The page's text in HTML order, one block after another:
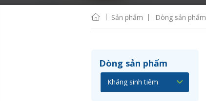
Sản phẩm Dòng sản phẩm
Dòng sản phẩm